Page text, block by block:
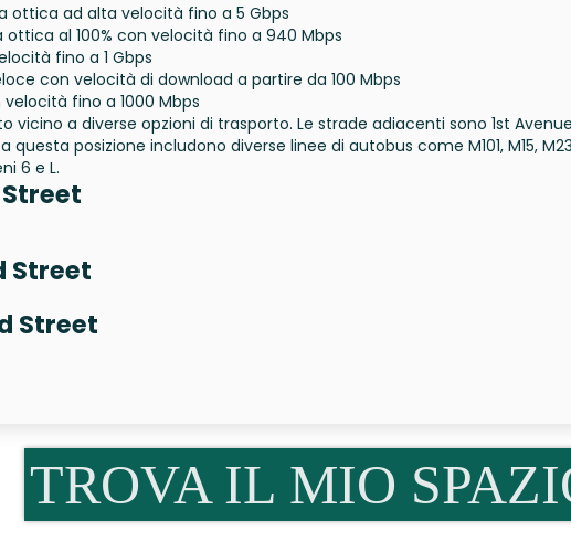
ottica ad alta velocità fino a 5 Gbps
ottica al 100% con velocità fino a 940 Mbps
fino a 1 Gbps
con velocità di download a partire da 100 Mbps
fino a 1000 Mbps
vicino a diverse opzioni di trasporto. Le strade adiacenti sono 1st
posizione includono diverse linee di autobus come M101, M15,
6 e L.
Street
Street
TROVA IL MIO